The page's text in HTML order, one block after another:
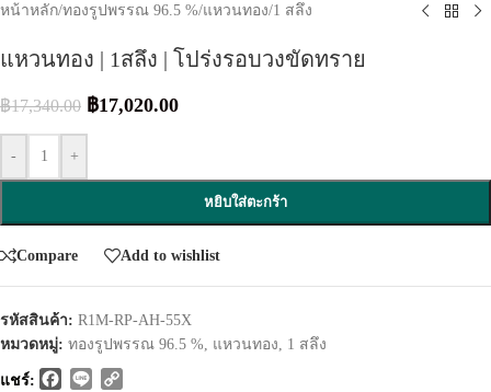
หน้าหลัก/ทองรูปพรรณ 96.5 %/แหวนทอง/1 สลึง
แหวนทอง | 1สลึง | โปร่งรอบวงขัดทราย
฿17,340.00 ฿17,020.00
- +
หยิบใส่ตะกร้า
Compare Add to wishlist
รหัสสินค้า: R1M-RP-AH-55X
หมวดหมู่: ทองรูปพรรณ 96.5 %, แหวนทอง, 1 สลึง
แชร์: Facebook
Line